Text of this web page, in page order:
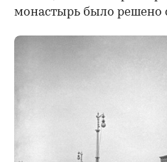
монастырь было решено